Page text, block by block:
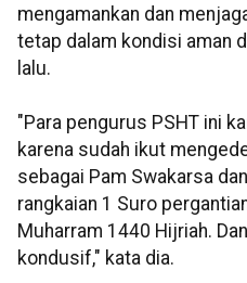
mengamankan dan
tetap dalam kondisi aman
lalu.
"Para pengurus PSHT ini
karena sudah ikut
sebagai Pam Swakarsa
rangkaian 1 Suro
Muharram 1440 Hijriah.
kondusif," kata dia.